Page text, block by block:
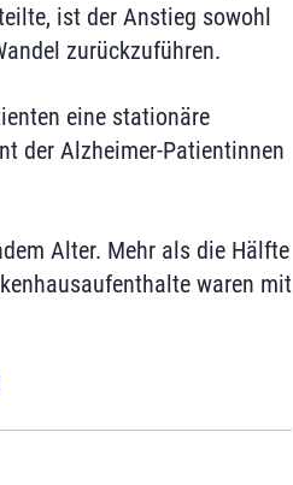
ist der Anstieg sowohl
zurückzuführen.
eine stationäre
der Alzheimer-Patientinnen
Alter. Mehr als die Hälfte
waren mit